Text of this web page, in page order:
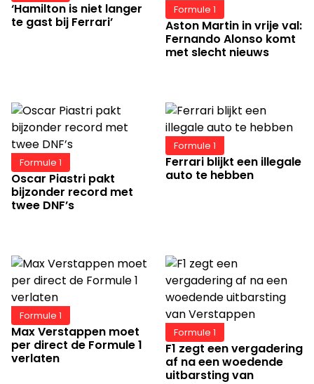
‘Hamilton is niet langer
te gast bij Ferrari’
Formule 1
Aston Martin in vrije val:
Fernando Alonso komt
met slecht nieuws
Formule 1
Oscar Piastri pakt
bijzonder record met
twee DNF’s
Formule 1
Ferrari blijkt een illegale
auto te hebben
Formule 1
Max Verstappen moet
per direct de Formule 1
verlaten
Formule 1
F1 zegt een vergadering
af na een woedende
uitbarsting van